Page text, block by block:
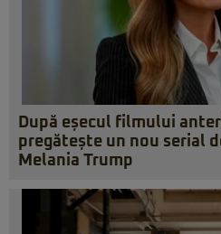
După eșecul filmului
pregătește un nou serial
Melania Trump